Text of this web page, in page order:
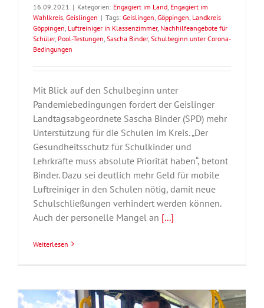
16.09.2021 | Kategorien: Engagiert im Land Engagiert im
Wahlkreis Geislingen | Tags: Geislingen Göppingen Landkreis
Göppingen Luftreiniger in Klassenzimmer, Nachhilfeangebote für
Schüler, Pool-Testungen Sascha Binder, Schulbeginn unter Corona-
Bedingungen
Mit Blick auf den Schulbeginn unter
Pandemiebedingungen fordert der Geislinger
Landtagsabgeordnete Sascha Binder (SPD) mehr
Unterstützung für die Schulen im Kreis. „Der
Gesundheitsschutz für Schulkinder und
Lehrkräfte muss absolute Priorität haben“, betont
Binder. Dazu sei deutlich mehr Geld für mobile
Luftreiniger in den Schulen nötig, damit neue
Schulschließungen verhindert werden können.
Auch der personelle Mangel an [...]
Weiterlesen